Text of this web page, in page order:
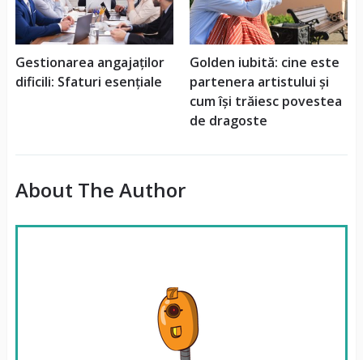
Gestionarea angajaților
dificili: Sfaturi esențiale
Golden iubită: cine este
partenera artistului și
cum își trăiesc povestea
de dragoste
About The Author